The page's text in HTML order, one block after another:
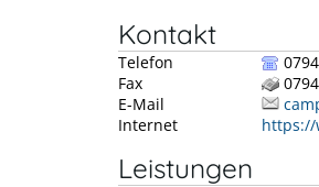
Kontakt
Telefon
Fax
E-Mail
Internet
https://
Leistungen